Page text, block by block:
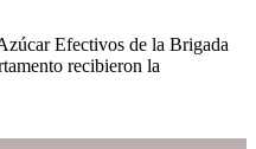
Efectivos de la Brigada
recibieron la